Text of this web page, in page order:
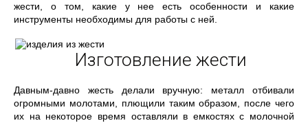
жести, о том, какие у нее есть особенности и какие
инструменты необходимы для работы с ней.
Изготовление жести
Давным-давно жесть делали вручную: металл отбивали
огромными молотами, плющили таким образом, после чего
их на некоторое время оставляли в емкостях с молочной